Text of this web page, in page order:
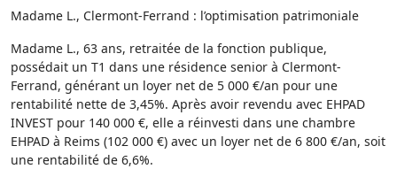
Madame L., Clermont-Ferrand : l’optimisation patrimoniale
Madame L., 63 ans, retraitée de la fonction publique,
possédait un T1 dans une résidence senior à Clermont-
Ferrand, générant un loyer net de 5 000 €/an pour une
rentabilité nette de 3,45%. Après avoir revendu avec EHPAD
INVEST pour 140 000 €, elle a réinvesti dans une chambre
EHPAD à Reims (102 000 €) avec un loyer net de 6 800 €/an, soit
une rentabilité de 6,6%.